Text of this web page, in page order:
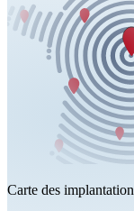
Carte des